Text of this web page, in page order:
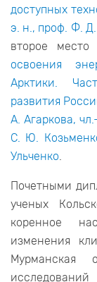
доступных
э. н., проф. Ф.
второе
освоения
Арктики.
развития
А. Агаркова,
С. Ю.
Ульченко.
Почетными
ученых
коренное
изменения
Мурманская